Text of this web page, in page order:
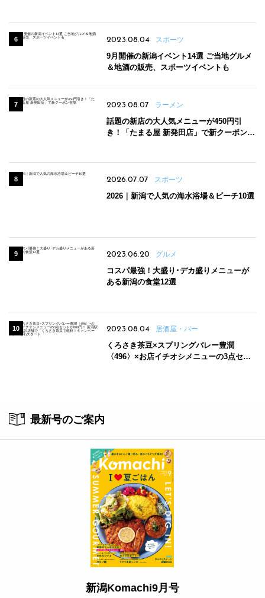
2023.08.04 スポーツ
9月開催の新潟イベント14選 ご当地グルメ
＆地酒の販売、スポーツイベントも
2023.08.07 ラーメン
話題の新店の大人気メニューが450円引
き！「たまる屋 新発田店」で新クーポン登
2026.07.07 スポーツ
2026｜新潟で人気の海水浴場＆ビーチ10選
2023.06.20 グルメ
コスパ最強！大盛り･デカ盛りメニューが
ある新潟の食堂12選
2023.08.04 居酒屋・バー
くろさき茶豆×スプリングバレー豊潤
〈496〉×お店イチオシメニューの3点セッ
最新号のご案内
新潟Komachi9月号